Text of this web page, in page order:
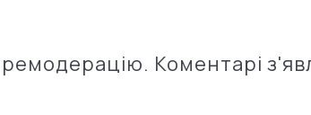
Коментарі